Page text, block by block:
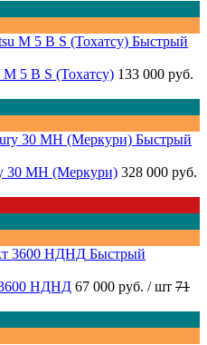
Быстрый
5 B S (Тохатсу) 133 000 руб.
Быстрый
30 MH (Меркури) 328 000 руб.
Быстрый
3600 НДНД 67 000 руб. / шт 71